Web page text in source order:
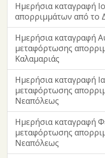
Ημερήσια καταγραφή
απορριμμάτων από το
Ημερήσια καταγραφή
μεταφόρτωσης
Καλαμαριάς
Ημερήσια καταγραφή
μεταφόρτωσης
Νεαπόλεως
Ημερήσια καταγραφή
μεταφόρτωσης
Νεαπόλεως